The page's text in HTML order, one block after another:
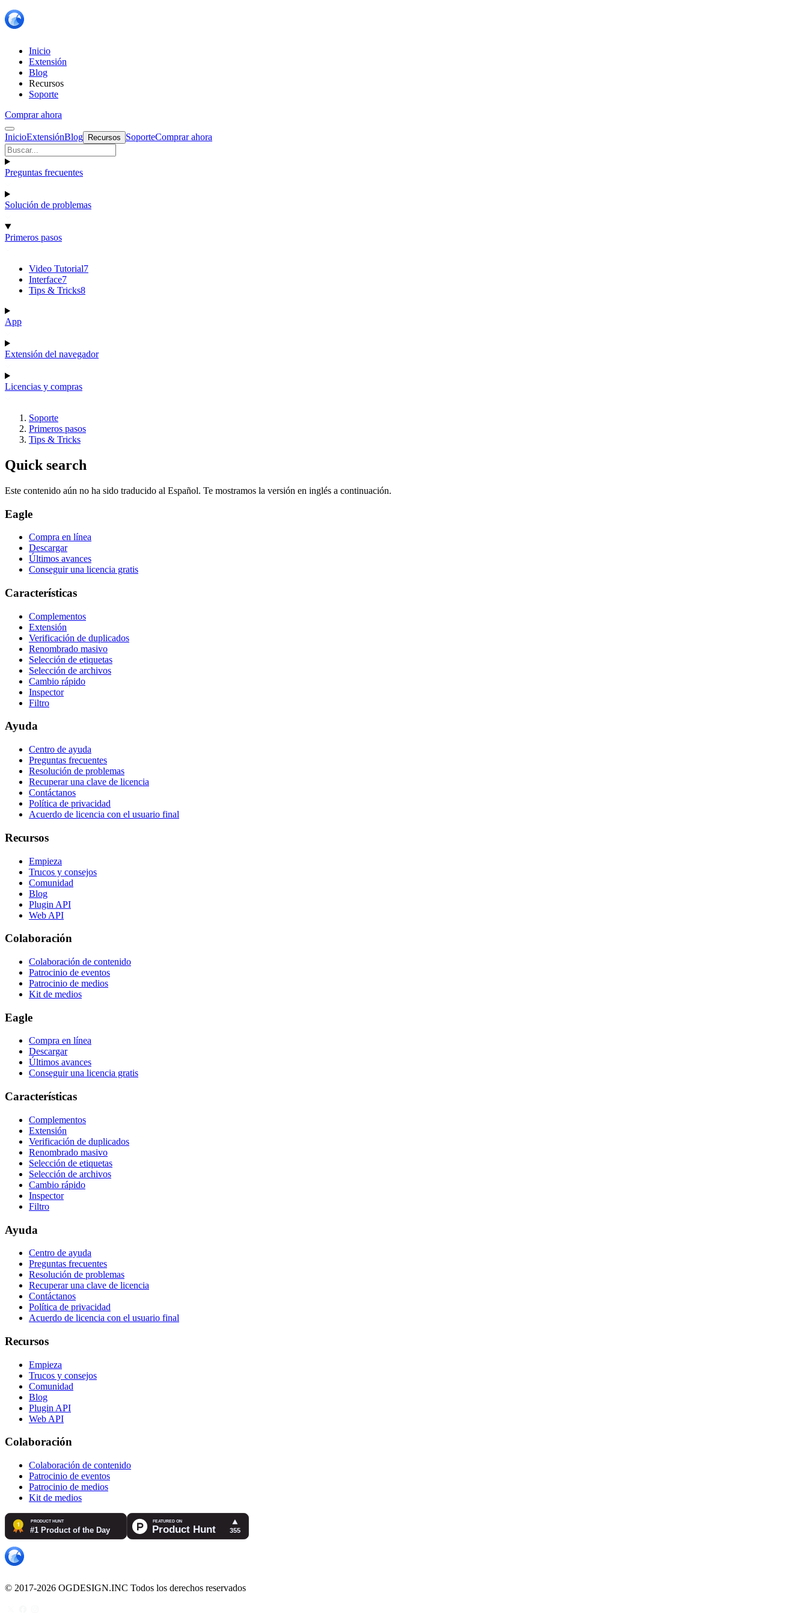
Inicio
Extensión
Blog
Recursos
Soporte
Comprar ahora
InicioExtensiónBlog Recursos SoporteComprar ahora
Preguntas frecuentes
Solución de problemas
Primeros pasos
Video Tutorial7
Interface7
Tips & Tricks8
App
Extensión del navegador
Licencias y compras
Soporte
Primeros pasos
Tips & Tricks
Quick search
Este contenido aún no ha sido traducido al Español. Te mostramos la versión en inglés a continuación.
Eagle
Compra en línea
Descargar
Últimos avances
Conseguir una licencia gratis
Características
Complementos
Extensión
Verificación de duplicados
Renombrado masivo
Selección de etiquetas
Selección de archivos
Cambio rápido
Inspector
Filtro
Ayuda
Centro de ayuda
Preguntas frecuentes
Resolución de problemas
Recuperar una clave de licencia
Contáctanos
Política de privacidad
Acuerdo de licencia con el usuario final
Recursos
Empieza
Trucos y consejos
Comunidad
Blog
Plugin API
Web API
Colaboración
Colaboración de contenido
Patrocinio de eventos
Patrocinio de medios
Kit de medios
Eagle
Compra en línea
Descargar
Últimos avances
Conseguir una licencia gratis
Características
Complementos
Extensión
Verificación de duplicados
Renombrado masivo
Selección de etiquetas
Selección de archivos
Cambio rápido
Inspector
Filtro
Ayuda
Centro de ayuda
Preguntas frecuentes
Resolución de problemas
Recuperar una clave de licencia
Contáctanos
Política de privacidad
Acuerdo de licencia con el usuario final
Recursos
Empieza
Trucos y consejos
Comunidad
Blog
Plugin API
Web API
Colaboración
Colaboración de contenido
Patrocinio de eventos
Patrocinio de medios
Kit de medios
© 2017-2026 OGDESIGN.INC Todos los derechos reservados